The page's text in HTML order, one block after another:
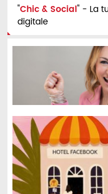
"Chic & Social" - La
digitale